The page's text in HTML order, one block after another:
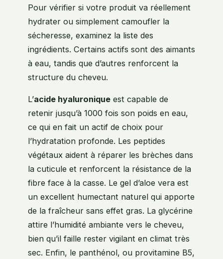
Pour vérifier si votre produit va réellement
hydrater ou simplement camoufler la
sécheresse, examinez la liste des
ingrédients. Certains actifs sont des aimants
à eau, tandis que d’autres renforcent la
structure du cheveu.
L’acide hyaluronique est capable de
retenir jusqu’à 1000 fois son poids en eau,
ce qui en fait un actif de choix pour
l’hydratation profonde. Les peptides
végétaux aident à réparer les brèches dans
la cuticule et renforcent la résistance de la
fibre face à la casse. Le gel d’aloe vera est
un excellent humectant naturel qui apporte
de la fraîcheur sans effet gras. La glycérine
attire l’humidité ambiante vers le cheveu,
bien qu’il faille rester vigilant en climat très
sec. Enfin, le panthénol, ou provitamine B5,